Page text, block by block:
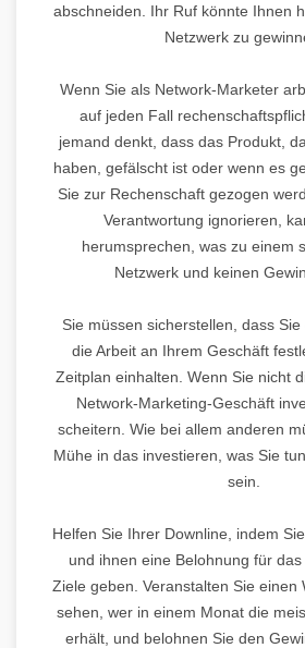
abschneiden. Ihr Ruf könnte Ihnen
Netzwerk zu
Wenn Sie als Network-Marketer
auf jeden Fall
jemand denkt, dass das Produkt,
haben, gefälscht ist oder wenn es
Sie zur Rechenschaft gezogen
Verantwortung ignorieren,
herumsprechen, was zu einem
Netzwerk und keinen
Sie müssen sicherstellen, dass
die Arbeit an Ihrem Geschäft
Zeitplan einhalten. Wenn Sie nicht
Network-Marketing-Geschäft
scheitern. Wie bei allem anderen
Mühe in das investieren, was Sie
sein.
Helfen Sie Ihrer Downline, indem
und ihnen eine Belohnung für
Ziele geben. Veranstalten Sie einen
sehen, wer in einem Monat die
erhält, und belohnen Sie den